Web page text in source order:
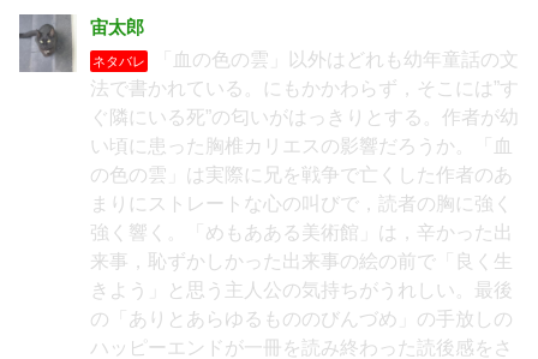
宙太郎
ネタバレ
「血の色の雲」以外はどれも幼年童話の文
法で書かれている。にもかかわらず，そこには”す
ぐ隣にいる死”の匂いがはっきりとする。作者が幼
い頃に患った胸椎カリエスの影響だろうか。「血
の色の雲」は実際に兄を戦争で亡くした作者のあ
まりにストレートな心の叫びで，読者の胸に強く
強く響く。「めもあある美術館」は，辛かった出
来事，恥ずかしかった出来事の絵の前で「良く生
きよう」と思う主人公の気持ちがうれしい。最後
の「ありとあらゆるもののびんづめ」の手放しの
ハッピーエンドが一冊を読み終わった読後感をさ